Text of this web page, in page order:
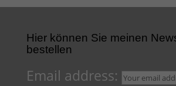
Hier können Sie meinen
bestellen
Email address: